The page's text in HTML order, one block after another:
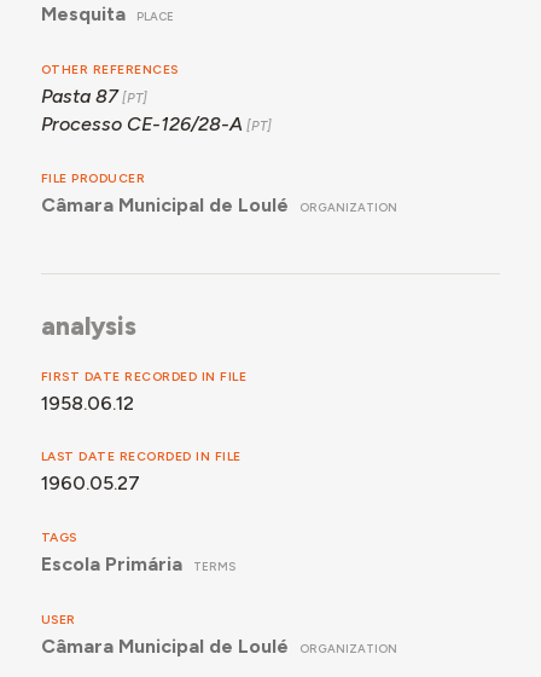
Mesquita
PLACE
OTHER REFERENCES
Pasta 87
Processo CE-126/28-A
FILE PRODUCER
Câmara Municipal de Loulé ORGANIZATION
analysis
FIRST DATE RECORDED IN FILE
1958.06.12
LAST DATE RECORDED IN FILE
1960.05.27
TAGS
Escola Primária TERMS
USER
Câmara Municipal de Loulé ORGANIZATION